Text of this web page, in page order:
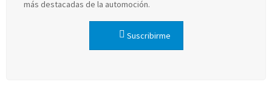
más destacadas de la automoción.
Suscribirme